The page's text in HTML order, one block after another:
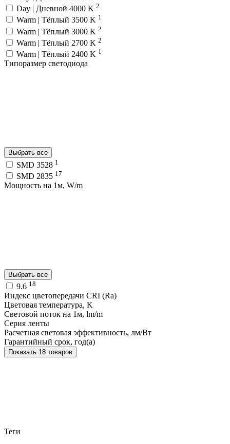
Day | Дневной 4000 K 2
Warm | Тёплый 3500 K 1
Warm | Тёплый 3000 K 2
Warm | Тёплый 2700 K 2
Warm | Тёплый 2400 K 1
Типоразмер светодиода
Выбрать все
SMD 3528 1
SMD 2835 17
Мощность на 1м, W/m
Выбрать все
9.6 18
Индекс цветопередачи CRI (Ra)
Цветовая температура, K
Световой поток на 1м, lm/m
Серия ленты
Расчетная световая эффективность, лм/Вт
Гарантийный срок, год(а)
Показать 18 товаров
Теги